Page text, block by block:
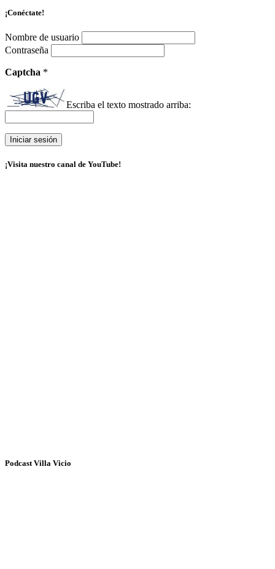
¡Conéctate!
Nombre de usuario
Contraseña
Captcha *
Escriba el texto mostrado arriba:
¡Visita nuestro canal de YouTube!
Podcast Villa Vicio